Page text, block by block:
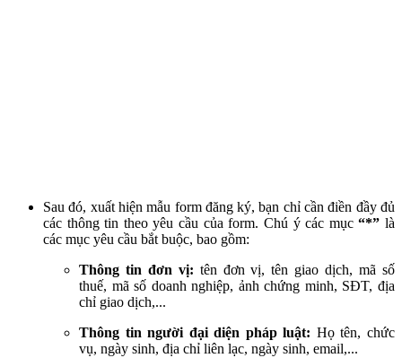
Sau đó, xuất hiện mẫu form đăng ký, bạn chỉ cần điền đầy đủ
các thông tin theo yêu cầu của form. Chú ý các mục“*” là
các mục yêu cầu bắt buộc, bao gồm:
Thông tin đơn vị: tên đơn vị, tên giao dịch, mã số
thuế, mã số doanh nghiệp, ảnh chứng minh, SĐT, địa
chỉ giao dịch,...
Thông tin người đại diện pháp luật: Họ tên, chức
vụ, ngày sinh, địa chỉ liên lạc, ngày sinh, email,...